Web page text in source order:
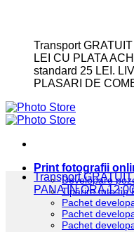
Transport
LEI CU PLATA
standard 25 LEI.
PLASARI DE
Print fotografii
Developare
Tipărire foto tip
Pachet
Pachet
Pachet
Transport
PANA IN ORA